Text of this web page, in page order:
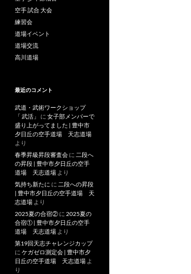
空手 試合 大会
練習会
道場イベント
道場交流
高川道場
最近のコメント
武道・武術ワークショップ
「 武活」
に 女子部メンバーで
盛り上がってました | 豊中市
夕日丘の空手道場 天志道場
より
春季昇級昇段審査会 に 二段へ
の昇段 | 豊中市夕日丘の空手
道場 天志道場 より
気持ち新たに に 二段への昇段
| 豊中市夕日丘の空手道場 天
志道場 より
2025夏の合宿② に 2025夏の
合宿① | 豊中市夕日丘の空手
道場 天志道場 より
第19回天志チャレンジカップ
に ケガゼロ測定会 | 豊中市夕
日丘の空手道場 天志道場 よ
り